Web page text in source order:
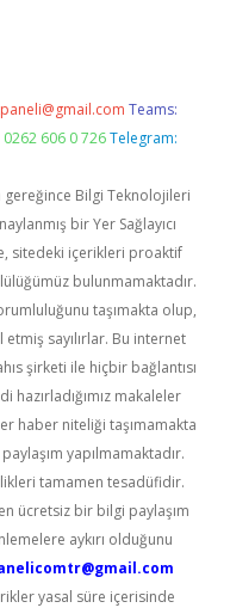
Teams:
606 0 726 Telegram:
gereğince Bilgi Teknolojileri
bir Yer Sağlayıcı
sitedeki içerikleri proaktif
bulunmamaktadır.
taşımakta olup,
sayılırlar. Bu internet
şirketi ile hiçbir bağlantısı
hazırladığımız makaleler
haber niteliği taşımamakta
yapılmamaktadır.
tamamen tesadüfidir.
ücretsiz bir bilgi paylaşım
aykırı olduğunu
yasal süre içerisinde